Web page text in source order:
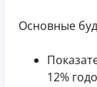
Основные
12%